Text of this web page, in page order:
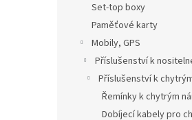
Set-top boxy
Paměťové karty
Mobily, GPS
Příslušenství k
Příslušenství k
Řemínky k chytrým
Dobíjecí kabely pro